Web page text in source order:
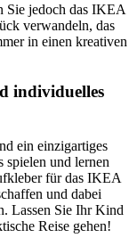
jedoch das IKEA
verwandeln, das
in einen kreativen
individuelles
ein einzigartiges
spielen und lernen
für das IKEA
und dabei
Lassen Sie Ihr Kind
Reise gehen!